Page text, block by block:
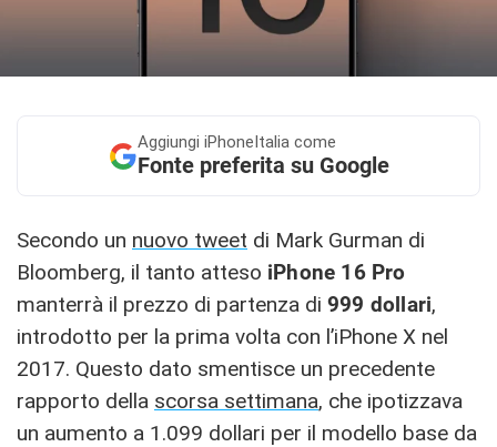
Aggiungi iPhoneItalia come
Fonte preferita su Google
Secondo un nuovo tweet di Mark Gurman di
Bloomberg, il tanto atteso iPhone 16 Pro
manterrà il prezzo di partenza di 999 dollari,
introdotto per la prima volta con l’iPhone X nel
2017. Questo dato smentisce un precedente
rapporto della scorsa settimana, che ipotizzava
un aumento a 1.099 dollari per il modello base da